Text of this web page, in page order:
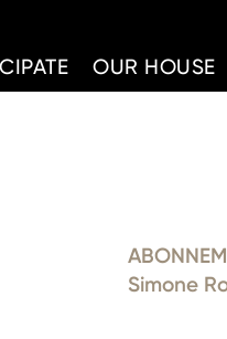
OUR HOUSE
Simone